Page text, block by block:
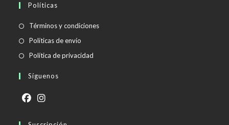
Políticas
Términos y condicionesSe
Políticas de envío
abre
Política de privacidad
Síguenos